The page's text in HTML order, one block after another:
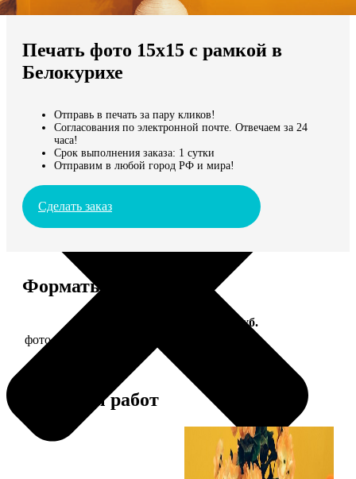
Мы доставляем по всему миру
Продолжить без города
Печать фото 15х15 с рамкой в
Белокурихе
Отправь в печать за пару кликов!
Согласования по электронной почте. Отвечаем за 24
часа!
Срок выполнения заказа: 1 сутки
Отправим в любой город РФ и мира!
Сделать заказ
Форматы и цены
Цена, руб.
фото 15х15 в деревянной рамке
Примеры работ